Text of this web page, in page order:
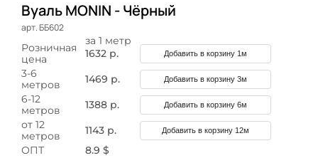
Вуаль MONIN - Чёрный
арт. ББ602
за 1 метр
Розничная
цена
1632 р. Добавить в корзину 1м
3-6
метров
1469 р. Добавить в корзину 3м
6-12
метров
1388 р. Добавить в корзину 6м
от 12
метров
1143 р. Добавить в корзину 12м
ОПТ 8.9 $